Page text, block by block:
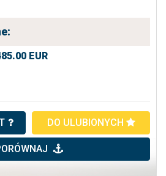
EUR
DO ULUBIONYCH